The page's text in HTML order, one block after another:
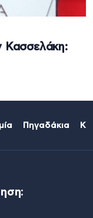
Κασσελάκη:
Πηγαδάκια